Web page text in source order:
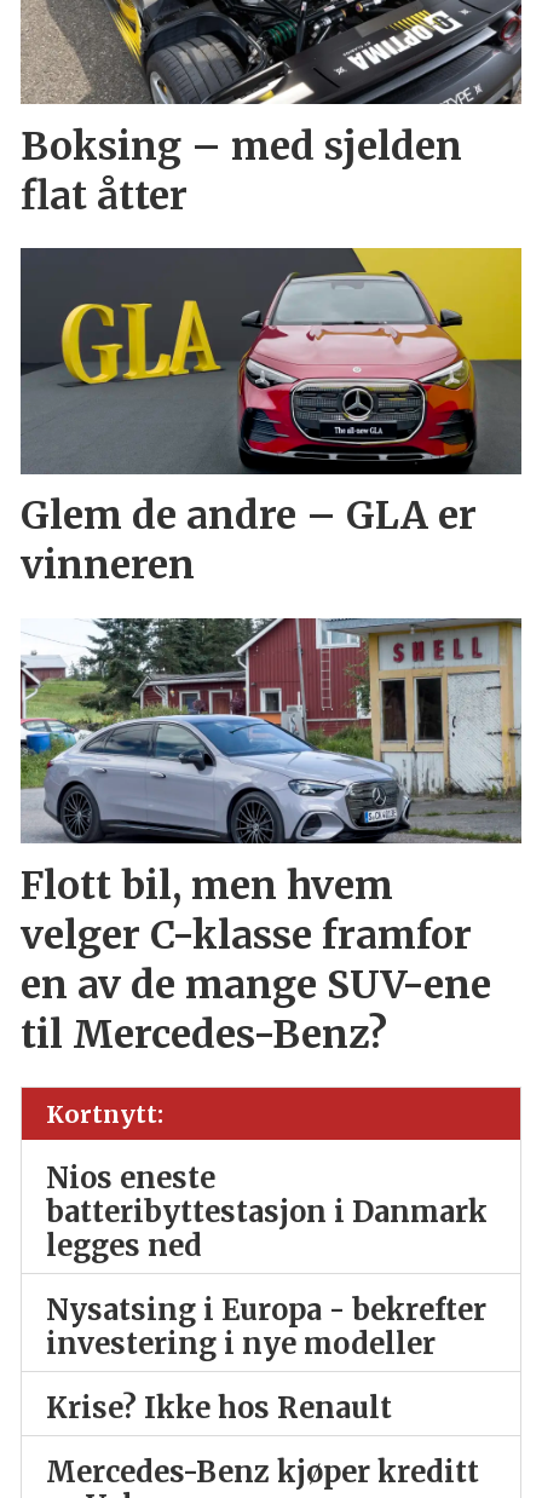
Boksing – med sjelden
flat åtter
Glem de andre – GLA er
vinneren
Flott bil, men hvem
velger C-klasse framfor
en av de mange SUV-ene
til Mercedes-Benz?
Kortnytt:
Nios eneste
batteribyttestasjon i Danmark
legges ned
Nysatsing i Europa - bekrefter
investering i nye modeller
Krise? Ikke hos Renault
Mercedes-Benz kjøper kreditt